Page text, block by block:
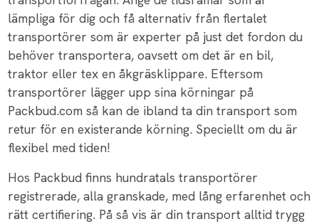
lämpliga för dig och få alternativ från flertalet
transportörer som är experter på just det fordon du
behöver transportera, oavsett om det är en bil,
traktor eller tex en åkgräsklippare. Eftersom
transportörer lägger upp sina körningar på
Packbud.com så kan de ibland ta din transport som
retur för en existerande körning. Speciellt om du är
flexibel med tiden!
Hos Packbud finns hundratals transportörer
registrerade, alla granskade, med lång erfarenhet och
rätt certifiering. På så vis är din transport alltid trygg